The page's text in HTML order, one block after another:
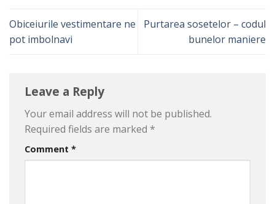
Obiceiurile vestimentare ne
pot imbolnavi
Purtarea sosetelor – codul
bunelor maniere
Leave a Reply
Your email address will not be published.
Required fields are marked *
Comment *